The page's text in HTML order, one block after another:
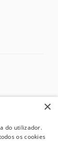
×
do utilizador.
os cookies